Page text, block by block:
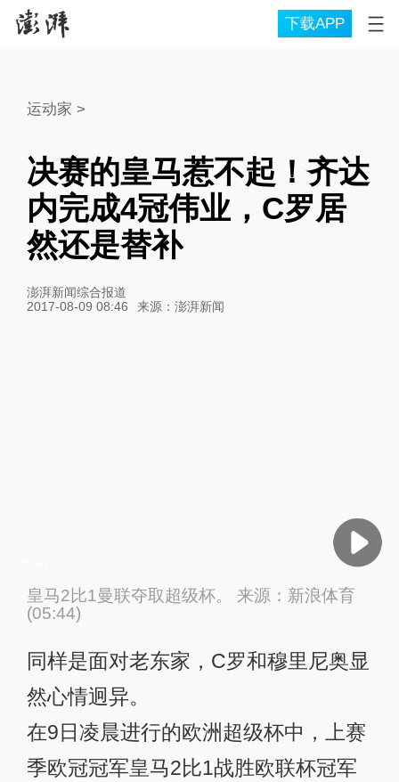
下载APP
运动家 >
决赛的皇马惹不起！齐达
内完成4冠伟业，C罗居
然还是替补
澎湃新闻综合报道
2017-08-09 08:46
来源： 澎湃新闻
皇马2比1曼联夺取超级杯。 来源：新浪体育
(05:44)
同样是面对老东家，C罗和穆里尼奥显
然心情迥异。
在9日凌晨进行的欧洲超级杯中，上赛
季欧冠冠军皇马2比1战胜欧联杯冠军